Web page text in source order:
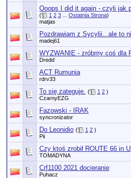
Ooops I did it again - czyli jak
( 1 2 3 Ostatnia Strona)
matjas
Pozdrawiam z Sycylii...ale to
madej61
WYZWANIE - zróbmy coś dla
Dredd
ACT Rumunia
rdrv33
To się zateguje. ( 1 2 )
CzarnyEZG
Fazowski - IRAK
syncronizator
Do Leonidio ( 1 2 )
Pii
Czy ktoś zrobił ROUTE 66 in
TOMADYNA
Crf1100 2021 docieranie
Puhacz